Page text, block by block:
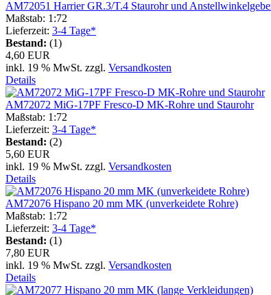
AM72051 Harrier GR.3/T.4 Staurohr und
Maßstab: 1:72
Lieferzeit: 3-4 Tage*
Bestand: (1)
4,60 EUR
inkl. 19 % MwSt. zzgl. Versandkosten
Details
AM72072 MiG-17PF Fresco-D MK-Rohre und Staurohr
Maßstab: 1:72
Lieferzeit: 3-4 Tage*
Bestand: (2)
5,60 EUR
inkl. 19 % MwSt. zzgl. Versandkosten
Details
AM72076 Hispano 20 mm MK (unverkeidete Rohre)
Maßstab: 1:72
Lieferzeit: 3-4 Tage*
Bestand: (1)
7,80 EUR
inkl. 19 % MwSt. zzgl. Versandkosten
Details